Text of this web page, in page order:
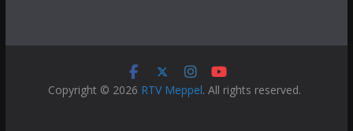
Copyright © 2026 RTV Meppel. All rights reserved.